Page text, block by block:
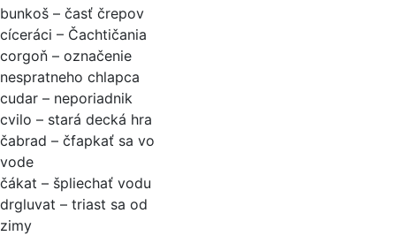
bunkoš – časť črepov
cíceráci – Čachtičania
corgoň – označenie
nespratneho chlapca
cudar – neporiadnik
cvilo – stará decká hra
čabrad – čfapkať sa vo
vode
čákat – špliechať vodu
drgluvat – triast sa od
zimy